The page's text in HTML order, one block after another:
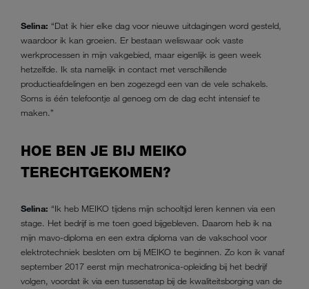
Selina: “Dat ik hier elke dag voor nieuwe uitdagingen word gesteld,
waardoor ik kan groeien. Er bestaan weliswaar ook vaste
werkprocessen in mijn vakgebied, maar eigenlijk is geen week
hetzelfde. Ik sta namelijk in contact met verschillende
productieafdelingen en ben zogezegd een van de vele schakels.
Soms is één telefoontje al genoeg om de dag echt intensief te
maken.”
HOE BEN JE BIJ MEIKO
TERECHTGEKOMEN?
Selina: “Ik heb MEIKO tijdens mijn schooltijd leren kennen via een
stage. Het bedrijf is me toen goed bijgebleven. Daarom heb ik na
mijn mavo-diploma en een extra diploma van de vakschool voor
elektrotechniek besloten om bij MEIKO te beginnen. Zo kon ik vanaf
september 2017 eerst mijn mechatronica-opleiding bij het bedrijf
volgen, voordat ik via een tussenstap bij de kwaliteitsborging van de